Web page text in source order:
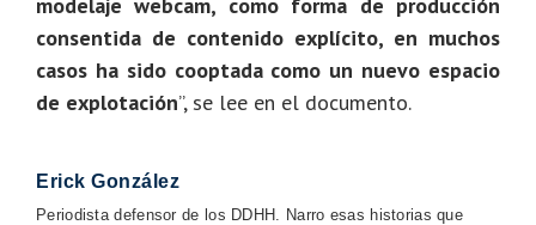
consentida de contenido explícito, en muchos
casos ha sido cooptada como un nuevo espacio
de explotación”, se lee en el documento.
Erick González
Periodista defensor de los DDHH. Narro esas historias que